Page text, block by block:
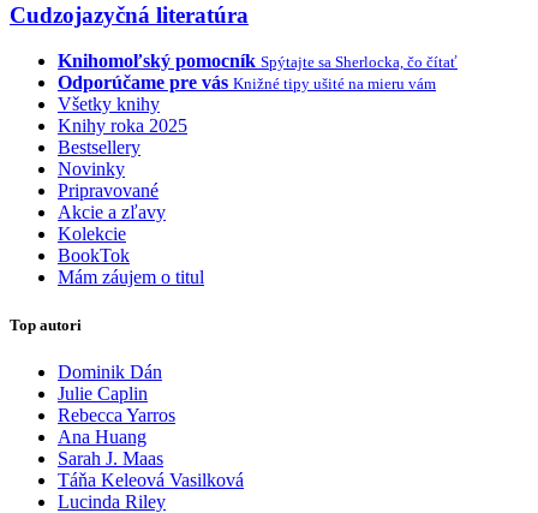
Cudzojazyčná literatúra
Knihomoľský pomocník Spýtajte sa Sherlocka, čo čítať
Odporúčame pre vás Knižné tipy ušité na mieru vám
Všetky knihy
Knihy roka 2025
Bestsellery
Novinky
Pripravované
Akcie a zľavy
Kolekcie
BookTok
Mám záujem o titul
Top autori
Dominik Dán
Julie Caplin
Rebecca Yarros
Ana Huang
Sarah J. Maas
Táňa Keleová Vasilková
Lucinda Riley